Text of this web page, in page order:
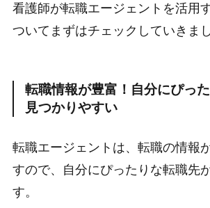
看護師が転職エージェントを活用
ついてまずはチェックしていきまし
転職情報が豊富！自分にぴっ
見つかりやすい
転職エージェントは、転職の情報
すので、自分にぴったりな転職先
す。